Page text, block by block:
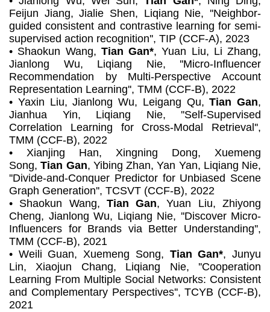
Feijun Jiang, Jialie Shen, Liqiang Nie, ''Neighbor-
guided consistent and contrastive learning for semi-
supervised action recognition'', TIP (CCF-A), 2023
• Shaokun Wang, Tian Gan*, Yuan Liu, Li Zhang,
Jianlong Wu, Liqiang Nie, ''Micro-Influencer
Recommendation by Multi-Perspective Account
Representation Learning'', TMM (CCF-B), 2022
• Yaxin Liu, Jianlong Wu, Leigang Qu,Tian Gan,
Jianhua Yin, Liqiang Nie, ''Self-Supervised
Correlation Learning for Cross-Modal Retrieval'',
TMM (CCF-B), 2022
• Xianjing Han, Xingning Dong, Xuemeng
Song,Tian Gan, Yibing Zhan, Yan Yan, Liqiang Nie,
''Divide-and-Conquer Predictor for Unbiased Scene
Graph Generation'', TCSVT (CCF-B), 2022
• Shaokun Wang, Tian Gan, Yuan Liu, Zhiyong
Cheng, Jianlong Wu, Liqiang Nie, ''Discover Micro-
Influencers for Brands via Better Understanding'',
TMM (CCF-B), 2021
• Weili Guan, Xuemeng Song, Tian Gan*, Junyu
Lin, Xiaojun Chang, Liqiang Nie, ''Cooperation
Learning From Multiple Social Networks: Consistent
and Complementary Perspectives'',TCYB (CCF-B),
2021